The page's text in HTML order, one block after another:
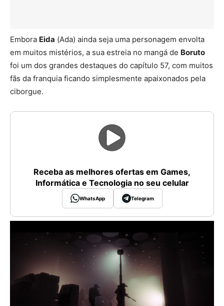
Embora Eida (Ada) ainda seja uma personagem envolta
em muitos mistérios, a sua estreia no mangá de Boruto
foi um dos grandes destaques do capítulo 57, com muitos
fãs da franquia ficando simplesmente apaixonados pela
ciborgue.
Receba as melhores ofertas em Games,
Informática e Tecnologia no seu celular
WhatsApp Telegram